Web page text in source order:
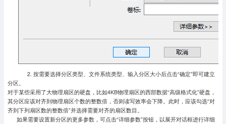
2. 按需要选择分区类型、文件系统类型、输入分区大小后点击“确定”即可建立
分区。
对于某些采用了大物理扇区的硬盘，比如4KB物理扇区的西部数据“高级格式化”硬盘，
其分区应该对齐到物理扇区个数的整数倍，否则读写效率会下降。此时，应该勾选“对
齐到下列扇区数的整数倍”并选择需要对齐的扇区数目。
如果需要设置新分区的更多参数，可点击“详细参数”按钮，以展开对话框进行详细